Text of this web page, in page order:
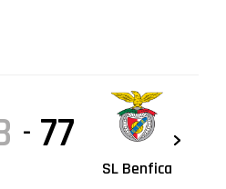
- 77
SL Benfica